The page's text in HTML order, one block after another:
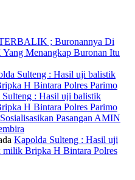
; Buronannya Di
Menangkap Buronan Itu
Sulteng : Hasil uji balistik
H Bintara Polres Parimo
Sulteng : Hasil uji balistik
H Bintara Polres Parimo
Pasangan AMIN
Kapolda Sulteng : Hasil uji
Bripka H Bintara Polres